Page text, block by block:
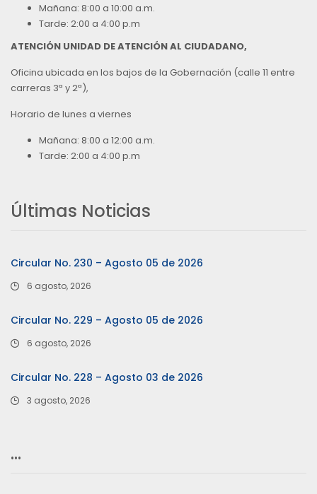
Mañana: 8:00 a 10:00 a.m.
Tarde: 2:00 a 4:00 p.m
ATENCIÓN UNIDAD DE ATENCIÓN AL CIUDADANO,
Oficina ubicada en los bajos de la Gobernación (calle 11 entre
carreras 3ª y 2ª),
Horario de lunes a viernes
Mañana: 8:00 a 12:00 a.m.
Tarde: 2:00 a 4:00 p.m
Últimas Noticias
Circular No. 230 – Agosto 05 de 2026
6 agosto, 2026
Circular No. 229 – Agosto 05 de 2026
6 agosto, 2026
Circular No. 228 – Agosto 03 de 2026
3 agosto, 2026
…